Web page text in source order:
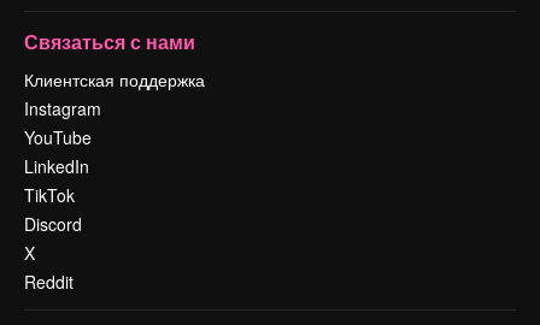
Связаться с нами
Клиентская поддержка
Instagram
YouTube
LinkedIn
TikTok
Discord
X
Reddit